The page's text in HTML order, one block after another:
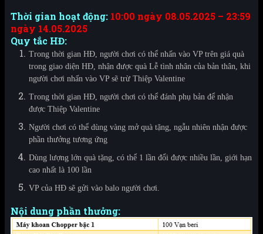
Thời gian hoạt động: 10:00 ngày 08.05.2025 – 23:59
ngày 14.05.2025
Quy tắc HĐ:
Trong thời gian HĐ, người chơi có thể nhấn vào VP trên giá quà
trong giao diện HĐ, nhận được quà Lễ tình nhân của bản thân, khi
người chơi nhấn vào VP sẽ trừ Thiệp Valentine
Trong thời gian HĐ, người chơi có thể đánh phụ bản để nhận
được Thiệp Valentine
Người chơi có thể dùng vàng mở quà tặng, ngẫu nhiên nhận được
phần thưởng tương ứng
Dùng lượng lớn quà tặng, có thể 1 lần đổi được nhiều lần, giới hạn
cao nhất là 100 lần
VP của HĐ sẽ gửi vào balo người chơi.
Nội dung phần thưởng: